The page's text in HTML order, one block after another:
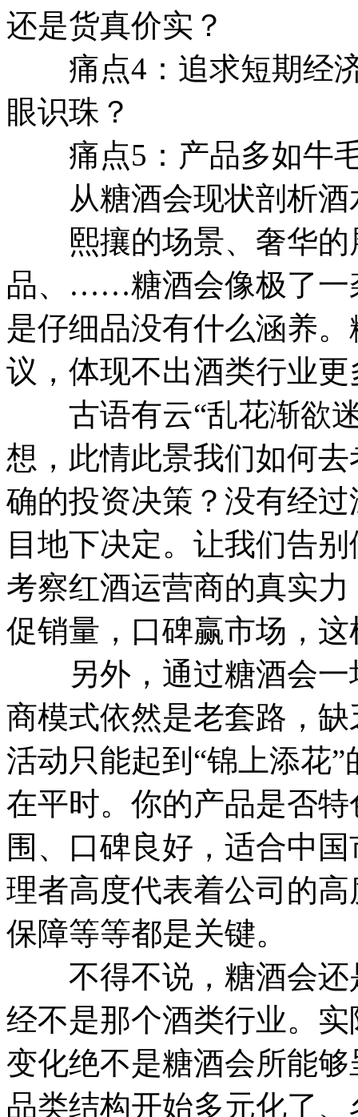
还是货真价实？
痛点4：追求短期经济
眼识珠？
痛点5：产品多如牛毛
从糖酒会现状剖析酒
熙攘的场景、奢华的
品、……糖酒会像极了一
是仔细品没有什么涵养
议，体现不出酒类行业
古语有云“乱花渐欲迷
想，此情此景我们如何
确的投资决策？没有经
目地下决定。让我们告
考察红酒运营商的真实
促销量，口碑赢市场，
另外，通过糖酒会一
商模式依然是老套路，
活动只能起到“锦上添花
在平时。你的产品是否
围、口碑良好，适合中
理者高度代表着公司的
保障等等都是关键。
不得不说，糖酒会还
经不是那个酒类行业。
变化绝不是糖酒会所能
品类结构开始多元化了